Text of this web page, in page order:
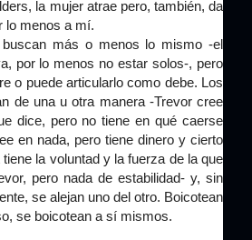
la mujer atrae pero, también, da
lo menos a mí.
más o menos lo mismo -el
por lo menos no estar solos-, pero
o puede articularlo como debe. Los
de una u otra manera -Trevor cree
dice, pero no tiene en qué caerse
en nada, pero tiene dinero y cierto
la voluntad y la fuerza de la que
pero nada de estabilidad- y, sin
se alejan uno del otro. Boicotean
se boicotean a sí mismos.